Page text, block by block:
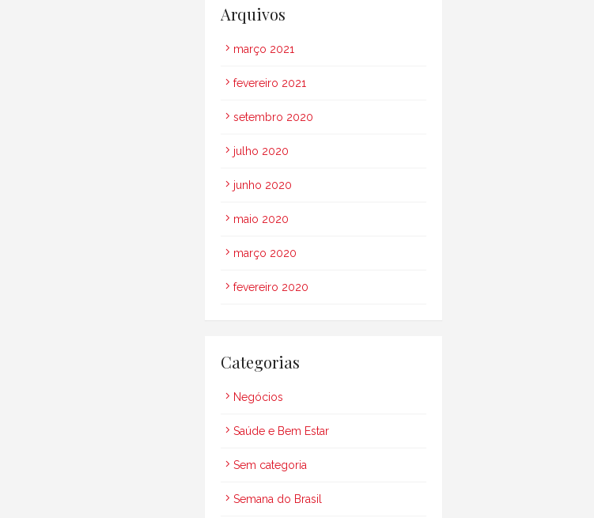
Arquivos
março 2021
fevereiro 2021
setembro 2020
julho 2020
junho 2020
maio 2020
março 2020
fevereiro 2020
Categorias
Negócios
Saúde e Bem Estar
Sem categoria
Semana do Brasil